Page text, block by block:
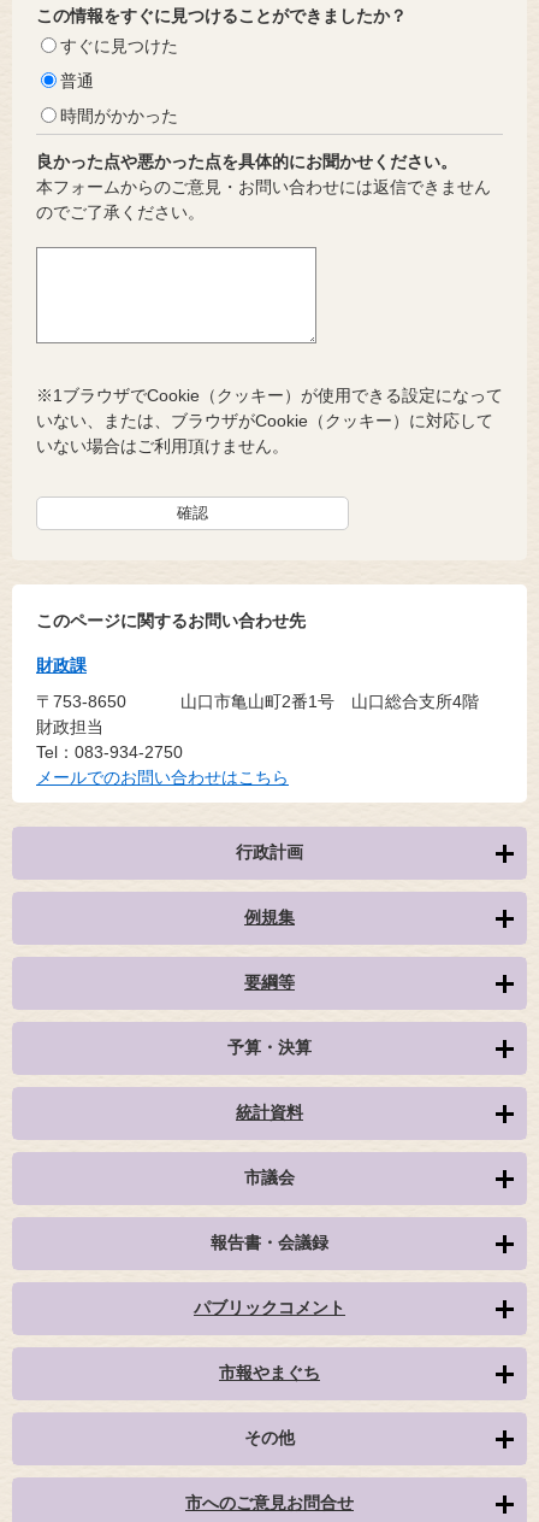
この情報をすぐに見つけることができましたか？
すぐに見つけた
普通
時間がかかった
良かった点や悪かった点を具体的にお聞かせください。
本フォームからのご意見・お問い合わせには返信できません
のでご了承ください。
※1ブラウザでCookie（クッキー）が使用できる設定になって
いない、または、ブラウザがCookie（クッキー）に対応して
いない場合はご利用頂けません。
このページに関するお問い合わせ先
財政課
〒753-8650
山口市亀山町2番1号 山口総合支所4階
財政担当
Tel：083-934-2750
メールでのお問い合わせはこちら
行政計画
例規集
要綱等
予算・決算
統計資料
市議会
報告書・会議録
パブリックコメント
市報やまぐち
その他
市へのご意見お問合せ